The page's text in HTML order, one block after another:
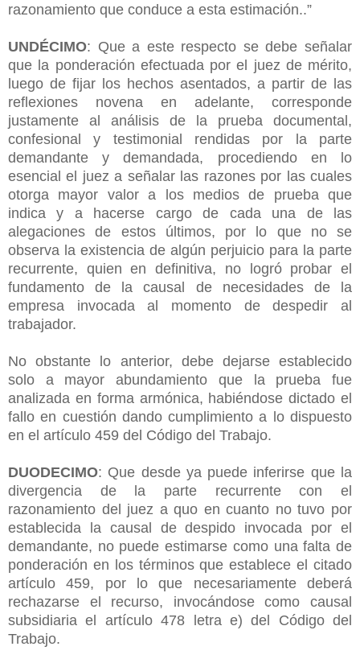
razonamiento que conduce a esta estimación..”
UNDÉCIMO: Que a este respecto se debe señalar
que la ponderación efectuada por el juez de mérito,
luego de fijar los hechos asentados, a partir de las
reflexiones novena en adelante, corresponde
justamente al análisis de la prueba documental,
confesional y testimonial rendidas por la parte
demandante y demandada, procediendo en lo
esencial el juez a señalar las razones por las cuales
otorga mayor valor a los medios de prueba que
indica y a hacerse cargo de cada una de las
alegaciones de estos últimos, por lo que no se
observa la existencia de algún perjuicio para la parte
recurrente, quien en definitiva, no logró probar el
fundamento de la causal de necesidades de la
empresa invocada al momento de despedir al
trabajador.
No obstante lo anterior, debe dejarse establecido
solo a mayor abundamiento que la prueba fue
analizada en forma armónica, habiéndose dictado el
fallo en cuestión dando cumplimiento a lo dispuesto
en el artículo 459 del Código del Trabajo.
DUODECIMO: Que desde ya puede inferirse que la
divergencia de la parte recurrente con el
razonamiento del juez a quo en cuanto no tuvo por
establecida la causal de despido invocada por el
demandante, no puede estimarse como una falta de
ponderación en los términos que establece el citado
artículo 459, por lo que necesariamente deberá
rechazarse el recurso, invocándose como causal
subsidiaria el artículo 478 letra e) del Código del
Trabajo.